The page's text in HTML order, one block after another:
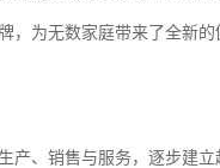
为无数家庭带来了全新的
、销售与服务，逐步建立